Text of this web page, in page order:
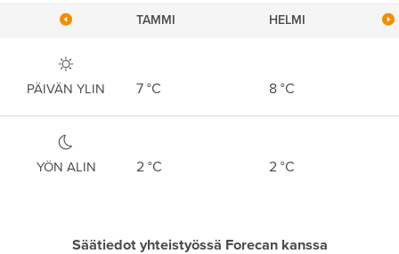
TAMMI HELMI
PÄIVÄN YLIN 7 °C 8 °C
YÖN ALIN 2 °C 2 °C
Säätiedot yhteistyössä Forecan kanssa